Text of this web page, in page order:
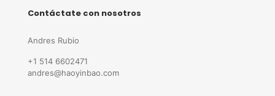
Contáctate con nosotros
Andres Rubio
+1 514 6602471
andres@haoyinbao.com